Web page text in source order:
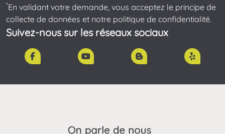
*En validant votre demande, vous acceptez le principe de
collecte de données et notre politique de confidentialité.
Suivez-nous sur les réseaux sociaux